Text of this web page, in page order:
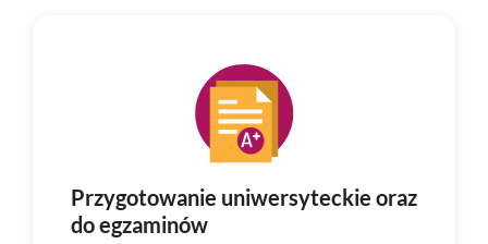
Przygotowanie uniwersyteckie oraz
do egzaminów